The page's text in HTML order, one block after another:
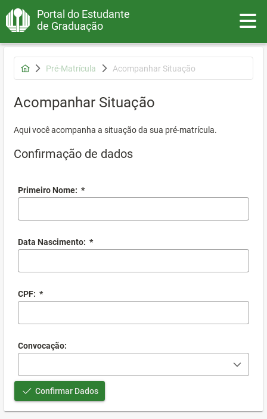
Portal do Estudante
de Graduação
Pré-Matrícula Acompanhar Situação
Acompanhar Situação
Aqui você acompanha a situação da sua pré-matrícula.
Confirmação de dados
Primeiro Nome: *
Data Nascimento: *
CPF: *
Convocação:
Confirmar Dados